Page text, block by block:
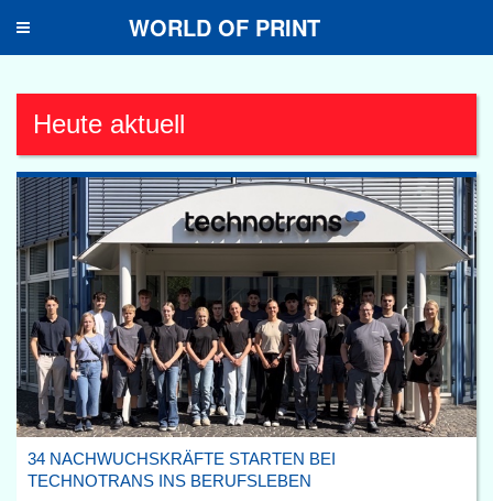
Toggle
WORLD OF PRINT
Heute aktuell
34 NACHWUCHSKRÄFTE STARTEN BEI
TECHNOTRANS INS BERUFSLEBEN